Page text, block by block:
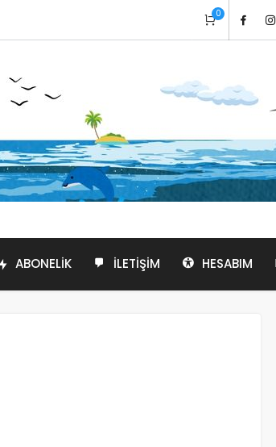
0
ABONELIK İLETIŞIM HESABIM